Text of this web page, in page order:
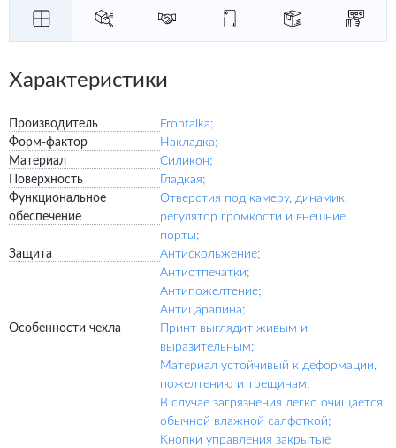
Характеристики
Производитель
Frontalka;
Форм-фактор
Накладка;
Материал
Силикон;
Поверхность
Гладкая;
Функциональное
обеспечение
Отверстия под камеру, динамик,
регулятор громкости и внешние
порты;
Защита
Антискольжение;
Антиотпечатки;
Антипожелтение;
Антицарапина;
Особенности чехла
Принт выглядит живым и
выразительным;
Материал устойчивый к деформации,
пожелтению и трещинам;
В случае загрязнения легко очищается
обычной влажной салфеткой;
Кнопки управления закрытые